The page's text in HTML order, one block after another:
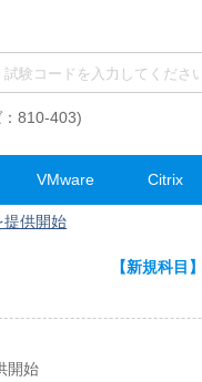
810-403)
VMware Citrix
提供開始
【新規科目
開始